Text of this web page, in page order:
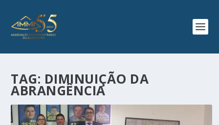
TAG: DIMINUIÇÃO DA
ABRANGÊNCIA